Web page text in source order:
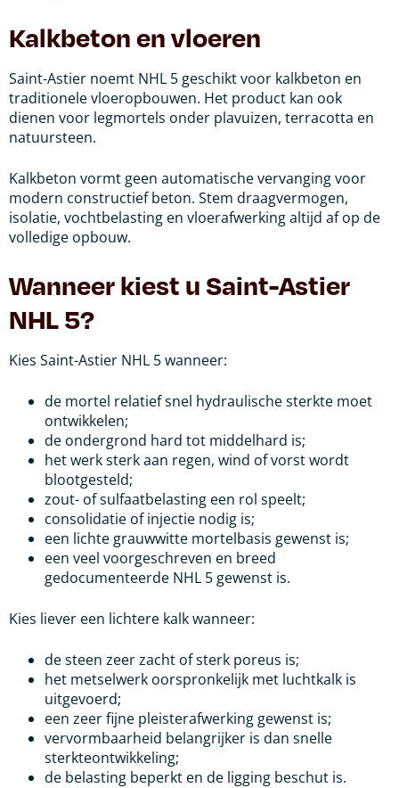
Kalkbeton en vloeren
Saint-Astier noemt NHL 5 geschikt voor kalkbeton en
traditionele vloeropbouwen. Het product kan ook
dienen voor legmortels onder plavuizen, terracotta en
natuursteen.
Kalkbeton vormt geen automatische vervanging voor
modern constructief beton. Stem draagvermogen,
isolatie, vochtbelasting en vloerafwerking altijd af op de
volledige opbouw.
Wanneer kiest u Saint-Astier
NHL 5?
Kies Saint-Astier NHL 5 wanneer:
de mortel relatief snel hydraulische sterkte moet
ontwikkelen;
de ondergrond hard tot middelhard is;
het werk sterk aan regen, wind of vorst wordt
blootgesteld;
zout- of sulfaatbelasting een rol speelt;
consolidatie of injectie nodig is;
een lichte grauwwitte mortelbasis gewenst is;
een veel voorgeschreven en breed
gedocumenteerde NHL 5 gewenst is.
Kies liever een lichtere kalk wanneer:
de steen zeer zacht of sterk poreus is;
het metselwerk oorspronkelijk met luchtkalk is
uitgevoerd;
een zeer fijne pleisterafwerking gewenst is;
vervormbaarheid belangrijker is dan snelle
sterkteontwikkeling;
de belasting beperkt en de ligging beschut is.